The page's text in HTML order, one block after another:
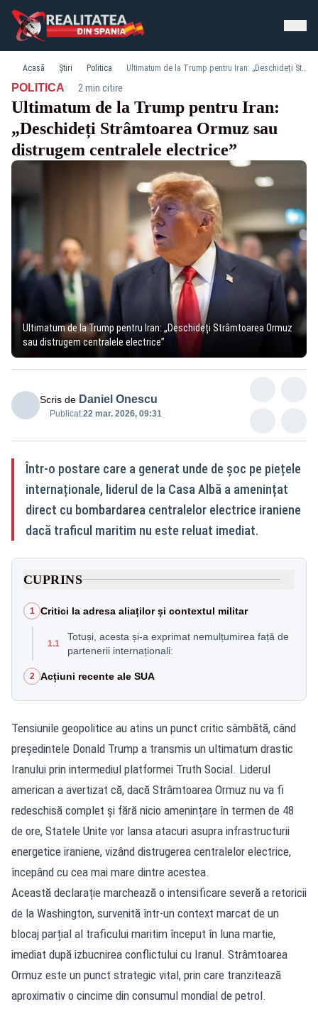
Acasă Știri Politica Ultimatum de la Trump pentru Iran: „Deschideți Strâmtoarea Ormuz sau distrugem centralele electrice”
POLITICA· 2 min citire
Ultimatum de la Trump pentru Iran:
„Deschideți Strâmtoarea Ormuz sau
distrugem centralele electrice”
Ultimatum de la Trump pentru Iran: „Deschideți Strâmtoarea Ormuz
sau distrugem centralele electrice”
Scris de Daniel Onescu
Publicat:22 mar. 2026, 09:31
Într-o postare care a generat unde de șoc pe piețele
internaționale, liderul de la Casa Albă a amenințat
direct cu bombardarea centralelor electrice iraniene
dacă traficul maritim nu este reluat imediat.
CUPRINS
1 Critici la adresa aliaților și contextul militar
1.1
Totuși, acesta și-a exprimat nemulțumirea față de
partenerii internaționali:
2 Acțiuni recente ale SUA
Tensiunile geopolitice au atins un punct critic sâmbătă, când
președintele Donald Trump a transmis un ultimatum drastic
Iranului prin intermediul platformei Truth Social. Liderul
american a avertizat că, dacă Strâmtoarea Ormuz nu va fi
redeschisă complet și fără nicio amenințare în termen de 48
de ore, Statele Unite vor lansa atacuri asupra infrastructurii
energetice iraniene, vizând distrugerea centralelor electrice,
începând cu cea mai mare dintre acestea.
Această declarație marchează o intensificare severă a retoricii
de la Washington, survenită într-un context marcat de un
blocaj parțial al traficului maritim început în luna martie,
imediat după izbucnirea conflictului cu Iranul. Strâmtoarea
Ormuz este un punct strategic vital, prin care tranzitează
aproximativ o cincime din consumul mondial de petrol.